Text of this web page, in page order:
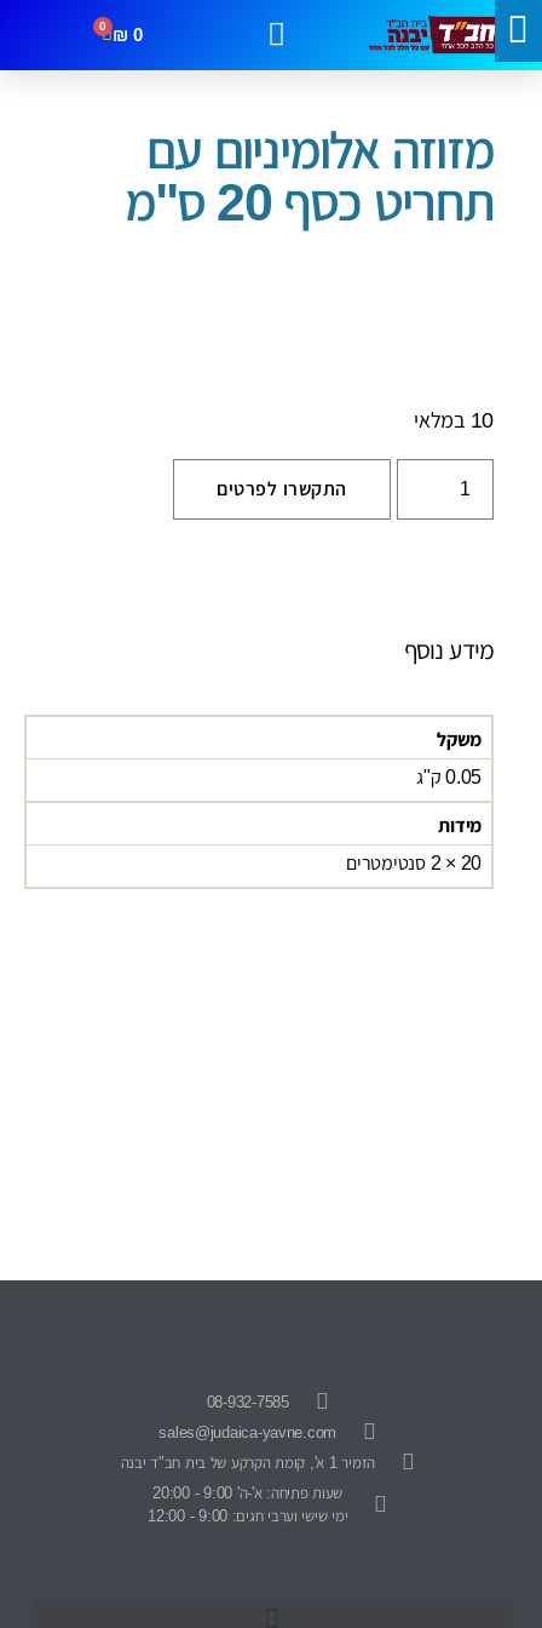
0
₪
0
עמוד הבית/בתי מזוזה / מזוזה אלומיניום עם תחריט כסף 20 ס"מ
מזוזה אלומיניום עם
תחריט כסף 20 ס"מ
10 במלאי
התקשרו לפרטים
מידע נוסף
משקל
0.05 ק"ג
מידות
20 × 2 סנטימטרים
08-932-7585
sales@judaica-yavne.com
הזמיר 1 א', קומת הקרקע של בית חב"ד יבנה
שעות פתיחה: א'-ה' 9:00 - 20:00
ימי שישי וערבי חגים: 9:00 - 12:00